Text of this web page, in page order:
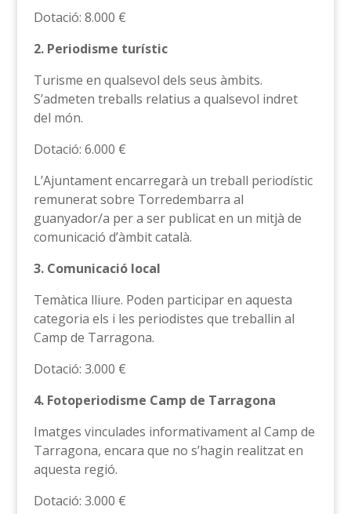
Dotació: 8.000 €
2. Periodisme turístic
Turisme en qualsevol dels seus àmbits.
S’admeten treballs relatius a qualsevol indret
del món.
Dotació: 6.000 €
L’Ajuntament encarregarà un treball periodístic
remunerat sobre Torredembarra al
guanyador/a per a ser publicat en un mitjà de
comunicació d’àmbit català.
3. Comunicació local
Temàtica lliure. Poden participar en aquesta
categoria els i les periodistes que treballin al
Camp de Tarragona.
Dotació: 3.000 €
4. Fotoperiodisme Camp de Tarragona
Imatges vinculades informativament al Camp de
Tarragona, encara que no s’hagin realitzat en
aquesta regió.
Dotació: 3.000 €